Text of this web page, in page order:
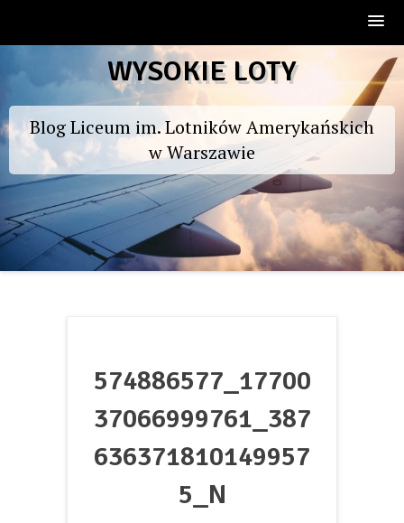
to
WYSOKIE LOTY
Blog Liceum im. Lotników Amerykańskich
w Warszawie
574886577_17700
37066999761_387
636371810149957
5_N